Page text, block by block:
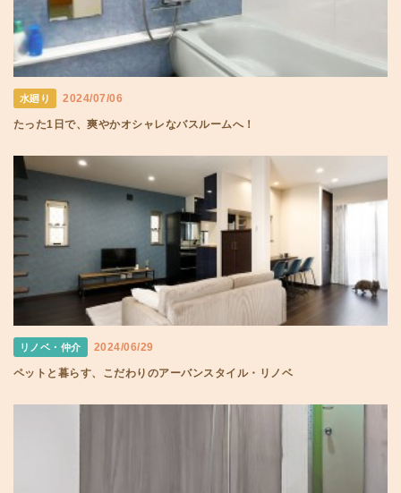
水廻り 2024/07/06
たった1日で、爽やかオシャレなバスルームへ！
リノベ・仲介 2024/06/29
ペットと暮らす、こだわりのアーバンスタイル・リノベ